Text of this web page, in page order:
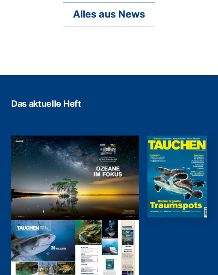
Alles aus News
Das aktuelle Heft